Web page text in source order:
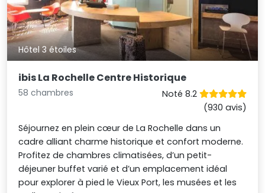
Hôtel 3 étoiles
ibis La Rochelle Centre Historique
58 chambres
Noté 8.2
(930 avis)
Séjournez en plein cœur de La Rochelle dans un
cadre alliant charme historique et confort moderne.
Profitez de chambres climatisées, d’un petit-
déjeuner buffet varié et d’un emplacement idéal
pour explorer à pied le Vieux Port, les musées et les